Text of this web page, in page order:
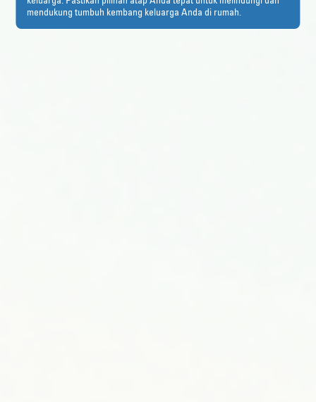
mendukung tumbuh kembang keluarga Anda di rumah.